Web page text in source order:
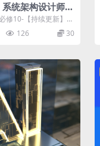
统架构设计师精
修10-【持续更新】新
章 计...
126 30